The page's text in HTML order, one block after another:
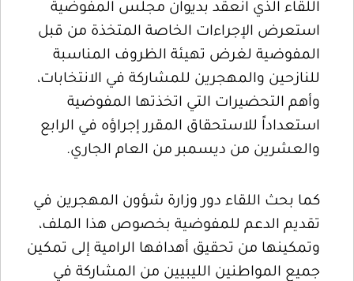
اللقاء الذي انعقد بديوان مجلس المفوضية
استعرض الإجراءات الخاصة المتخذة من قبل
المفوضية لغرض تهيئة الظروف المناسبة
للنازحين والمهجرين للمشاركة في الانتخابات،
وأهم التحضيرات التي اتخذتها المفوضية
استعداداً للاستحقاق المقرر إجراؤه في الرابع
والعشرين من ديسمبر من العام الجاري.
كما بحث اللقاء دور وزارة شؤون المهجرين في
تقديم الدعم للمفوضية بخصوص هذا الملف،
وتمكينها من تحقيق أهدافها الرامية إلى تمكين
جميع المواطنين الليبيين من المشاركة في